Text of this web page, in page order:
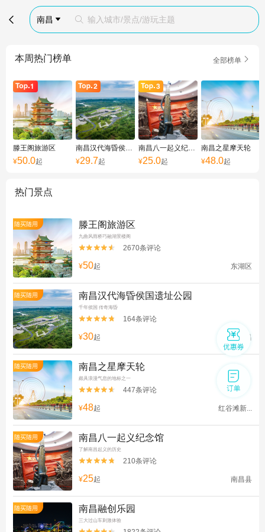
 南昌   输入城市/景点/游玩主题
本周热门榜单 全部榜单 
滕王阁旅游区
¥50.0起
南昌汉代海昏侯国遗址公园
¥29.7起
南昌八一起义纪念馆
¥25.0起
南昌之星摩天轮
¥48.0起
热门景点
随买随用 滕王阁旅游区
九曲风雨桥巧融湖景楼阁

 2670条评论
¥50起 东湖区
随买随用 南昌汉代海昏侯国遗址公园
千年侯国 传奇海昏

 164条评论
¥30起 南昌
随买随用 南昌之星摩天轮
颇具浪漫气息的地标之一

 447条评论
¥48起 红谷滩新...
随买随用 南昌八一起义纪念馆
了解南昌起义的历史

 210条评论
¥25起 南昌县
随买随用 南昌融创乐园
三大过山车刺激体验